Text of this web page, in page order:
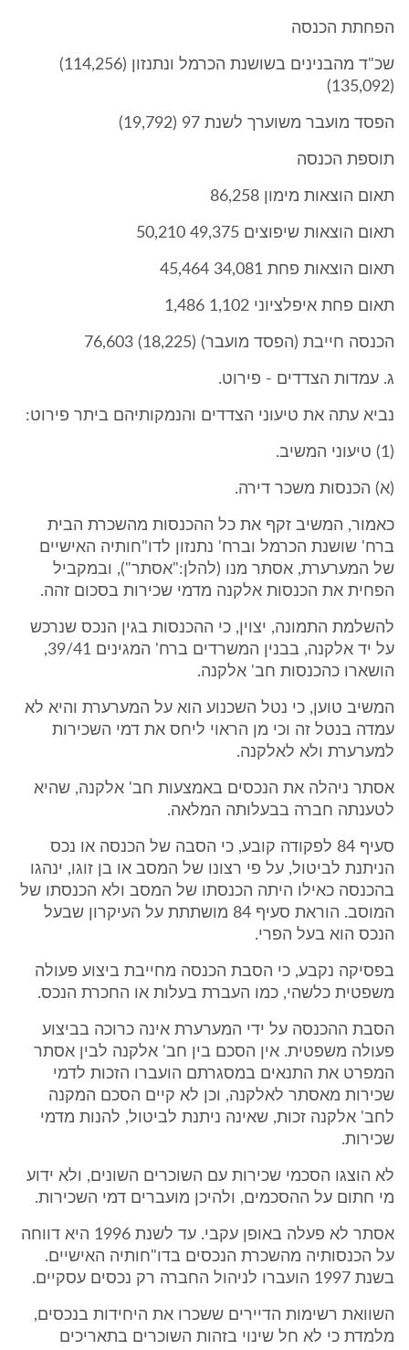
הפחתת הכנסה
שכ"ד מהבנינים בשושנת הכרמל ונתנזון (114,256)
(135,092)
הפסד מועבר משוערך לשנת 97 (19,792)
תוספת הכנסה
תאום הוצאות מימון 86,258
תאום הוצאות שיפוצים 49,375 50,210
תאום הוצאות פחת 34,081 45,464
תאום פחת איפלציוני 1,102 1,486
הכנסה חייבת (הפסד מועבר) (18,225) 76,603
ג. עמדות הצדדים - פירוט.
נביא עתה את טיעוני הצדדים והנמקותיהם ביתר פירוט:
(1) טיעוני המשיב.
(א) הכנסות משכר דירה.
כאמור, המשיב זקף את כל ההכנסות מהשכרת הבית
ברח' שושנת הכרמל וברח' נתנזון לדו"חותיה האישיים
של המערערת, אסתר מנו (להלן:"אסתר"), ובמקביל
הפחית את הכנסות אלקנה מדמי שכירות בסכום זהה.
להשלמת התמונה, יצוין, כי ההכנסות בגין הנכס שנרכש
על יד אלקנה, בבנין המשרדים ברח' המגינים 39/41,
הושארו כהכנסות חב' אלקנה.
המשיב טוען, כי נטל השכנוע הוא על המערערת והיא לא
עמדה בנטל זה וכי מן הראוי ליחס את דמי השכירות
למערערת ולא לאלקנה.
אסתר ניהלה את הנכסים באמצעות חב' אלקנה, שהיא
לטענתה חברה בבעלותה המלאה.
סעיף 84 לפקודה קובע, כי הסבה של הכנסה או נכס
הניתנת לביטול, על פי רצונו של המסב או בן זוגו, ינהגו
בהכנסה כאילו היתה הכנסתו של המסב ולא הכנסתו של
המוסב. הוראת סעיף 84 מושתתת על העיקרון שבעל
הנכס הוא בעל הפרי.
בפסיקה נקבע, כי הסבת הכנסה מחייבת ביצוע פעולה
משפטית כלשהי, כמו העברת בעלות או החכרת הנכס.
הסבת ההכנסה על ידי המערערת אינה כרוכה בביצוע
פעולה משפטית. אין הסכם בין חב' אלקנה לבין אסתר
המפרט את התנאים במסגרתם הועברו הזכות לדמי
שכירות מאסתר לאלקנה, וכן לא קיים הסכם המקנה
לחב' אלקנה זכות, שאינה ניתנת לביטול, להנות מדמי
שכירות.
לא הוצגו הסכמי שכירות עם השוכרים השונים, ולא ידוע
מי חתום על ההסכמים, ולהיכן מועברים דמי השכירות.
אסתר לא פעלה באופן עקבי. עד לשנת 1996 היא דווחה
על הכנסותיה מהשכרת הנכסים בדו"חותיה האישיים.
בשנת 1997 הועברו לניהול החברה רק נכסים עסקיים.
השוואת רשימות הדיירים ששכרו את היחידות בנכסים,
מלמדת כי לא חל שינוי בזהות השוכרים בתאריכים